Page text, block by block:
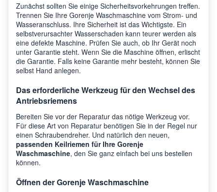
Zunächst sollten Sie einige Sicherheitsvorkehrungen treffen.
Trennen Sie Ihre Gorenje Waschmaschine vom Strom- und
Wasseranschluss. Ihre Sicherheit ist das Wichtigste. Ein
selbstverursachter Wasserschaden kann teurer werden als
eine defekte Maschine. Prüfen Sie auch, ob Ihr Gerät noch
unter Garantie steht. Wenn Sie die Maschine öffnen, erlischt
die Garantie. Falls keine Garantie mehr besteht, können Sie
selbst Hand anlegen.
Das erforderliche Werkzeug für den Wechsel des
Antriebsriemens
Bereiten Sie vor der Reparatur das nötige Werkzeug vor.
Für diese Art von Reparatur benötigen Sie in der Regel nur
einen Schraubendreher. Und natürlich den neuen,
passenden Keilriemen für Ihre Gorenje
Waschmaschine, den Sie ganz einfach bei uns bestellen
können.
Öffnen der Gorenje Waschmaschine